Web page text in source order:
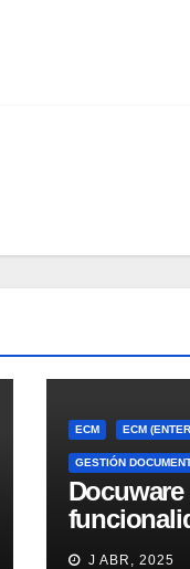
ECM ECM
GESTIÓN
gestión
J ABR, 2025